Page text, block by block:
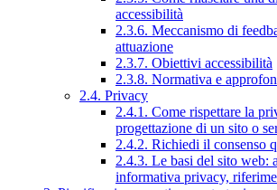
accessibilità
2.3.6. Meccanismo di
attuazione
2.3.7. Obiettivi accessibilità
2.3.8. Normativa e
2.4. Privacy
2.4.1. Come rispettare la
progettazione di un sito o
2.4.2. Richiedi il consenso
2.4.3. Le basi del sito web:
informativa privacy,